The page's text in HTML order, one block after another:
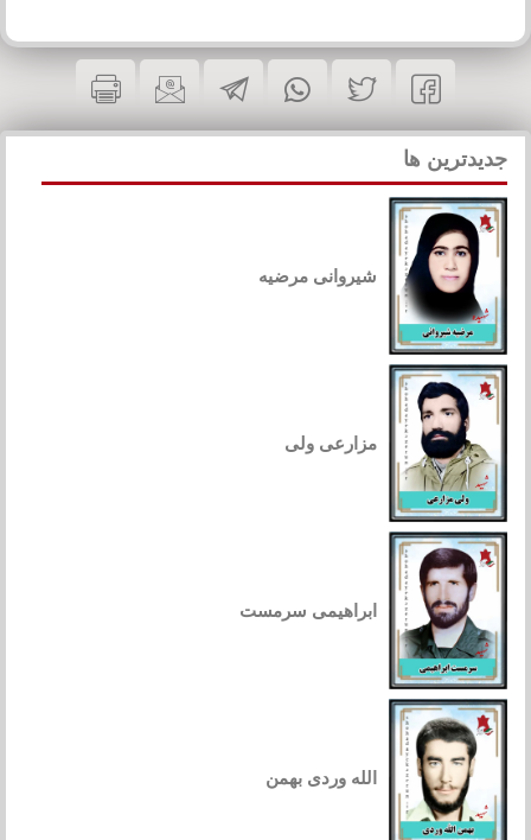
جدیدترین ها
شیروانی مرضیه
مزارعی ولی
ابراهیمی سرمست
الله وردی بهمن